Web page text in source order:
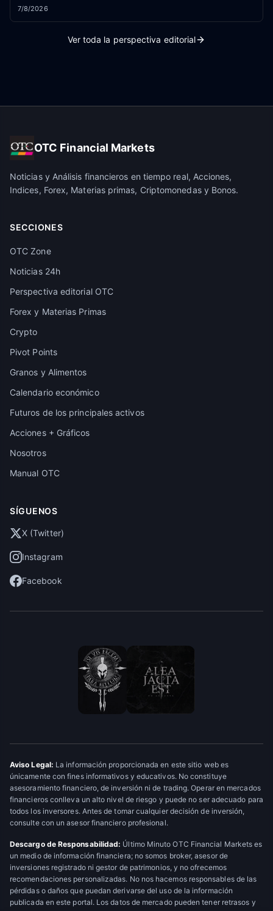
7/8/2026
Ver toda la perspectiva editorial
OTC Financial Markets
Noticias y Análisis financieros en tiempo real, Acciones,
Indices, Forex, Materias primas, Criptomonedas y Bonos.
SECCIONES
OTC Zone
Noticias 24h
Perspectiva editorial OTC
Forex y Materias Primas
Crypto
Pivot Points
Granos y Alimentos
Calendario económico
Futuros de los principales activos
Acciones + Gráficos
Nosotros
Manual OTC
SÍGUENOS
X (Twitter)
Instagram
Facebook
Aviso Legal: La información proporcionada en este sitio web es
únicamente con fines informativos y educativos. No constituye
asesoramiento financiero, de inversión ni de trading. Operar en mercados
financieros conlleva un alto nivel de riesgo y puede no ser adecuado para
todos los inversores. Antes de tomar cualquier decisión de inversión,
consulte con un asesor financiero profesional.
Descargo de Responsabilidad: Último Minuto OTC Financial Markets es
un medio de información financiera; no somos broker, asesor de
inversiones registrado ni gestor de patrimonios, y no ofrecemos
recomendaciones personalizadas. No nos hacemos responsables de las
pérdidas o daños que puedan derivarse del uso de la información
publicada en este portal. Los datos de mercado pueden tener retrasos y